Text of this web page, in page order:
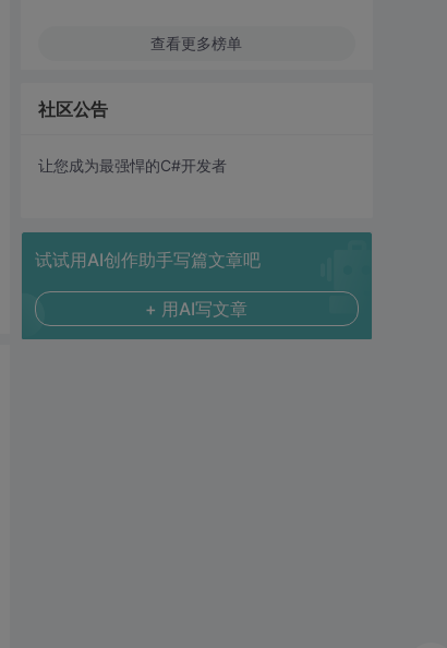
查看更多榜单
社区公告
让您成为最强悍的C#开发者
试试用AI创作助手写篇文章吧
+ 用AI写文章